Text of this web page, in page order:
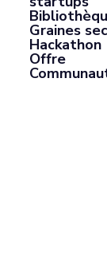
Graines
Hackathon
Offre